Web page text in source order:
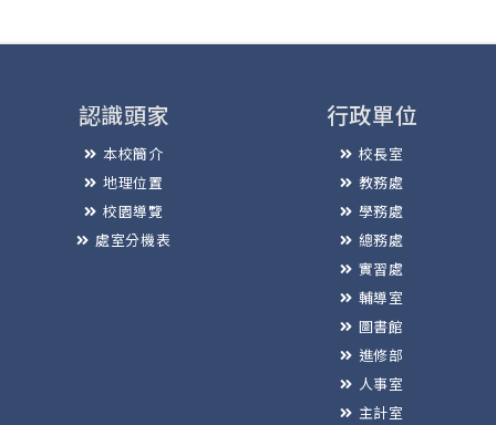
認識頭家
本校簡介
地理位置
校園導覽
處室分機表
行政單位
校長室
教務處
學務處
總務處
實習處
輔導室
圖書館
進修部
人事室
主計室